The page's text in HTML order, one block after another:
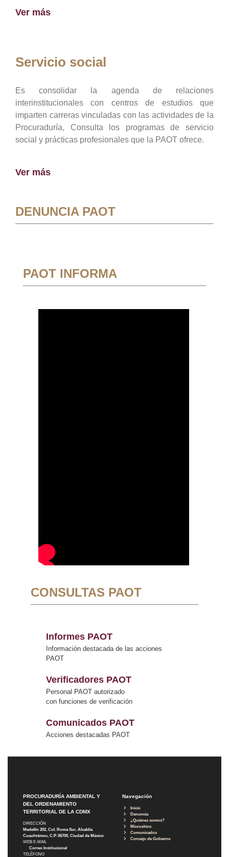
Ver más
Servicio social
Es consolidar la agenda de relaciones
interinstitucionales con centros de estudios que
imparten carreras vinculadas con las actividades de la
Procuraduría, Consulta los programas de servicio
social y prácticas profesionales que la PAOT ofrece.
Ver más
DENUNCIA PAOT
PAOT INFORMA
CONSULTAS PAOT
Informes PAOT
Información destacada de las acciones
PAOT
Verificadores PAOT
Personal PAOT autorizado
con funciones de verificación
Comunicados PAOT
Acciones destacadas PAOT
PROCURADURÍA AMBIENTAL Y
DEL ORDENAMIENTO
TERRITORIAL DE LA CDMX
DIRECCIÓN
Medellín 202, Col. Roma Sur, Alcaldía
Cuauhtémoc, C.P. 06700, Ciudad de México
WEB E-MAIL
Correo Institucional
TELÉFONO
Navegación
Inicio
Denuncia
¿Quiénes somos?
Micrositios
Comunicados
Consejo de Gobierno